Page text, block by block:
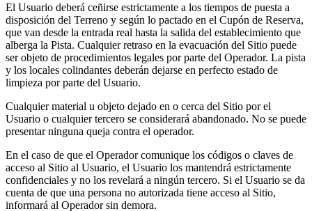
El Usuario deberá ceñirse estrictamente a los tiempos de puesta a
disposición del Terreno y según lo pactado en el Cupón de Reserva,
que van desde la entrada real hasta la salida del establecimiento que
alberga la Pista. Cualquier retraso en la evacuación del Sitio puede
ser objeto de procedimientos legales por parte del Operador. La pista
y los locales colindantes deberán dejarse en perfecto estado de
limpieza por parte del Usuario.
Cualquier material u objeto dejado en o cerca del Sitio por el
Usuario o cualquier tercero se considerará abandonado. No se puede
presentar ninguna queja contra el operador.
En el caso de que el Operador comunique los códigos o claves de
acceso al Sitio al Usuario, el Usuario los mantendrá estrictamente
confidenciales y no los revelará a ningún tercero. Si el Usuario se da
cuenta de que una persona no autorizada tiene acceso al Sitio,
informará al Operador sin demora.